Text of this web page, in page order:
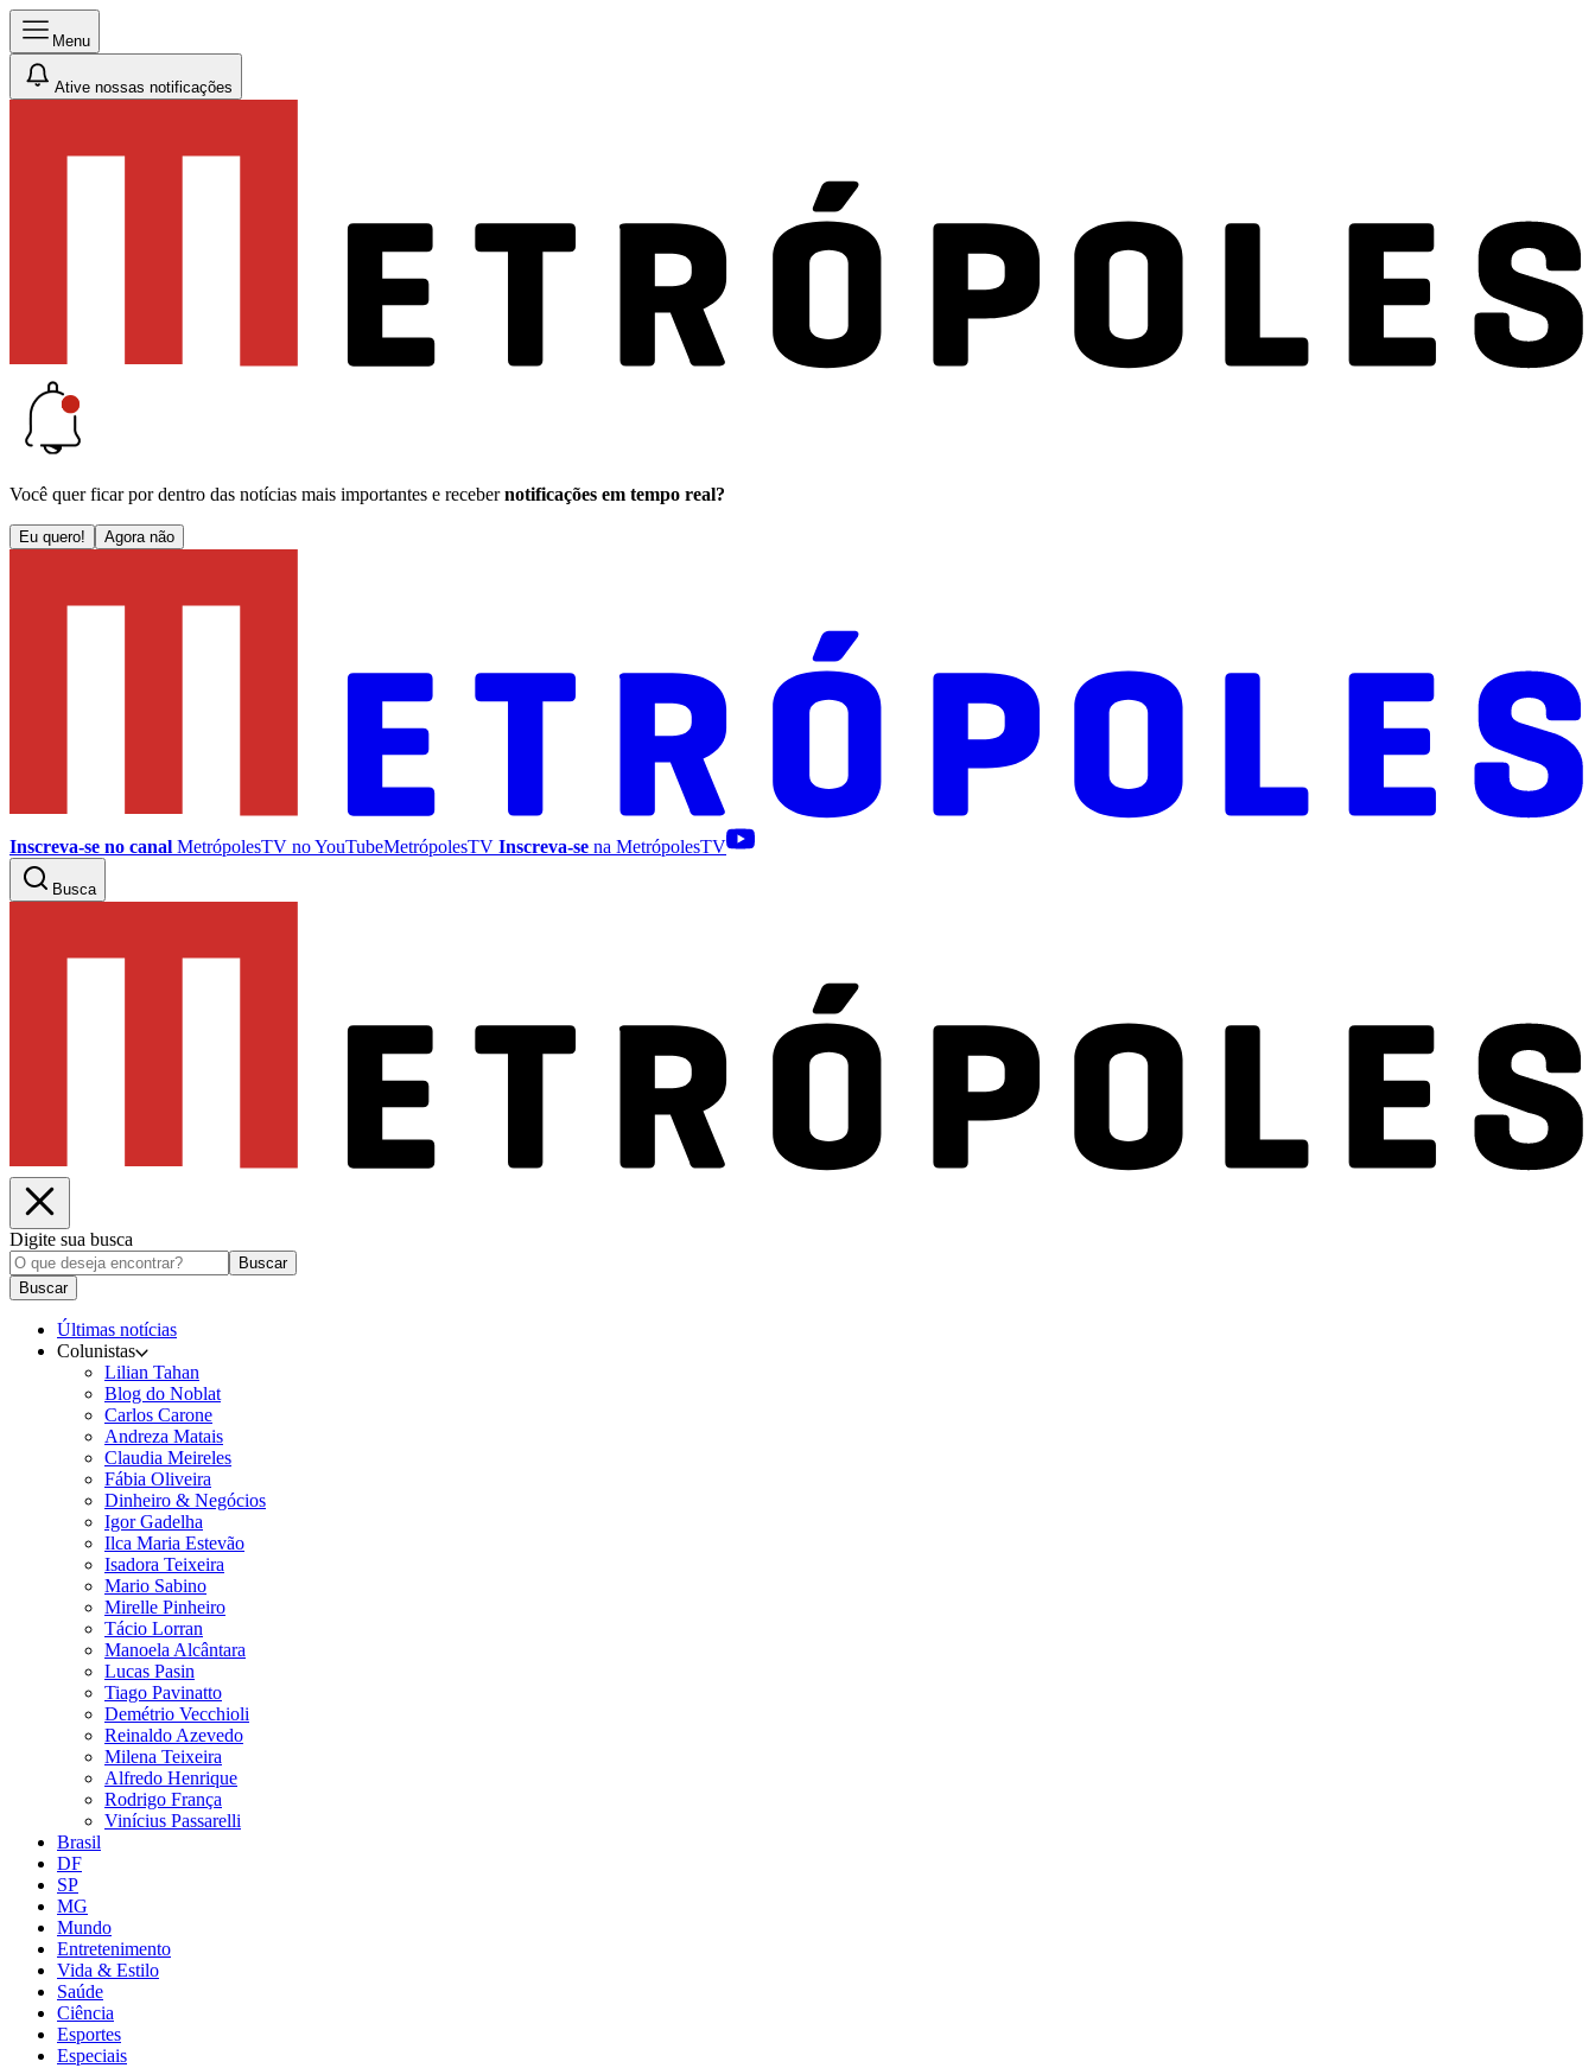
Menu
Ative nossas notificações
Você quer ficar por dentro das notícias mais importantes e receber notificações em tempo real?
Eu quero! Agora não
Inscreva-se no canal MetrópolesTV noYouTubeMetrópolesTV Inscreva-se na MetrópolesTV
Busca
Digite sua busca
Buscar
Buscar
Últimas notícias
Colunistas
Lilian Tahan
Blog do Noblat
Carlos Carone
Andreza Matais
Claudia Meireles
Fábia Oliveira
Dinheiro & Negócios
Igor Gadelha
Ilca Maria Estevão
Isadora Teixeira
Mario Sabino
Mirelle Pinheiro
Tácio Lorran
Manoela Alcântara
Lucas Pasin
Tiago Pavinatto
Demétrio Vecchioli
Reinaldo Azevedo
Milena Teixeira
Alfredo Henrique
Rodrigo França
Vinícius Passarelli
Brasil
DF
SP
MG
Mundo
Entretenimento
Vida & Estilo
Saúde
Ciência
Esportes
Especiais